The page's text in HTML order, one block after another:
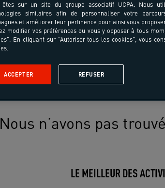
Nous n’avons pas
LE MEILLEUR DES
êtes sur un site du groupe associatif UCPA. Nous
similaires afin de personnaliser votre
et améliorer leur pertinence pour ainsi vous
modifier vos préférences ou vous y opposer à tous
En cliquant sur "Autoriser tous les cookies", vous
REFUSER
ACCEPTER